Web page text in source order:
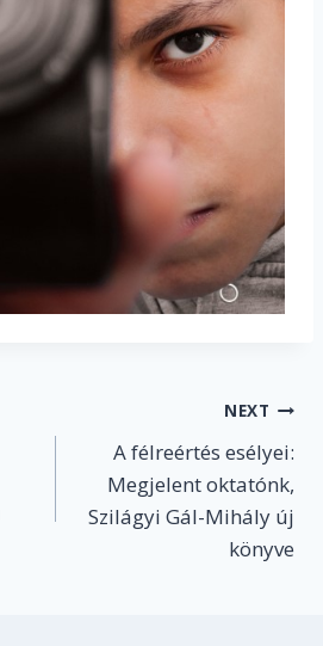
NEXT
A félreértés esélyei:
Megjelent oktatónk,
Szilágyi Gál-Mihály új
könyve